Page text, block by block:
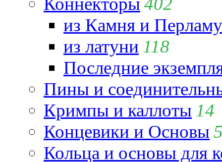
из Камня и
из латуни 118
Последние
Пины и
Кримпы и каллоты 14
Концевики и Основы
Кольца и основы для